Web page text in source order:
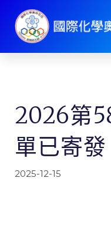
2026第
單已寄發
2025-12-15